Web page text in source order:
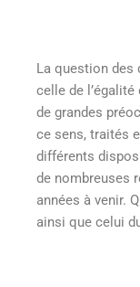
La question des
celle de
de grandes
ce sens, traités
différents
de nombreuses
années à venir.
ainsi que celui